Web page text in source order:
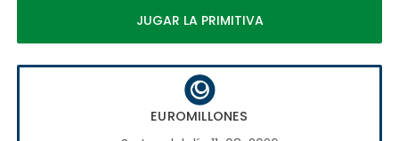
JUGAR LA PRIMITIVA
EUROMILLONES